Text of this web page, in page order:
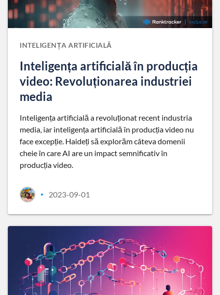
INTELIGENȚA ARTIFICIALĂ
Inteligența artificială în producția
video: Revoluționarea industriei
media
Inteligența artificială a revoluționat recent industria
media, iar inteligența artificială în producția video nu
face excepție. Haideți să explorăm câteva domenii
cheie în care AI are un impact semnificativ în
producția video.
• 2023-09-01